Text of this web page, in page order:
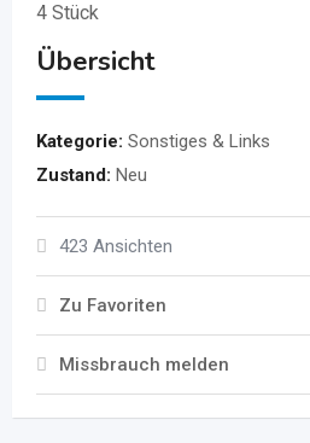
4 Stück
Übersicht
Kategorie: Sonstiges & Links
Zustand: Neu
423 Ansichten
Zu Favoriten
Missbrauch melden